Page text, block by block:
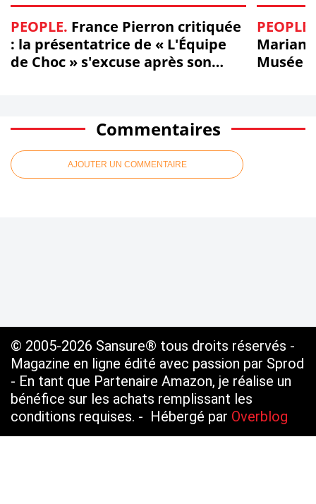
PEOPLE. France Pierron critiquée
: la présentatrice de « L'Équipe
de Choc » s'excuse après son
PEOPLE.
Musée
Commentaires
AJOUTER UN COMMENTAIRE
© 2005-2026 Sansure® tous droits réservés -
Magazine en ligne édité avec passion par Sprod
- En tant que Partenaire Amazon, je réalise un
bénéfice sur les achats remplissant les
conditions requises. - Hébergé par Overblog